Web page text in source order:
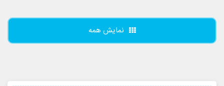
نمایش همه